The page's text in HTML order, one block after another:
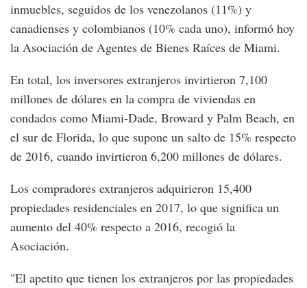
inmuebles, seguidos de los venezolanos (11%) y
canadienses y colombianos (10% cada uno), informó hoy
la Asociación de Agentes de Bienes Raíces de Miami.
En total, los inversores extranjeros invirtieron 7,100
millones de dólares en la compra de viviendas en
condados como Miami-Dade, Broward y Palm Beach, en
el sur de Florida, lo que supone un salto de 15% respecto
de 2016, cuando invirtieron 6,200 millones de dólares.
Los compradores extranjeros adquirieron 15,400
propiedades residenciales en 2017, lo que significa un
aumento del 40% respecto a 2016, recogió la
Asociación.
"El apetito que tienen los extranjeros por las propiedades